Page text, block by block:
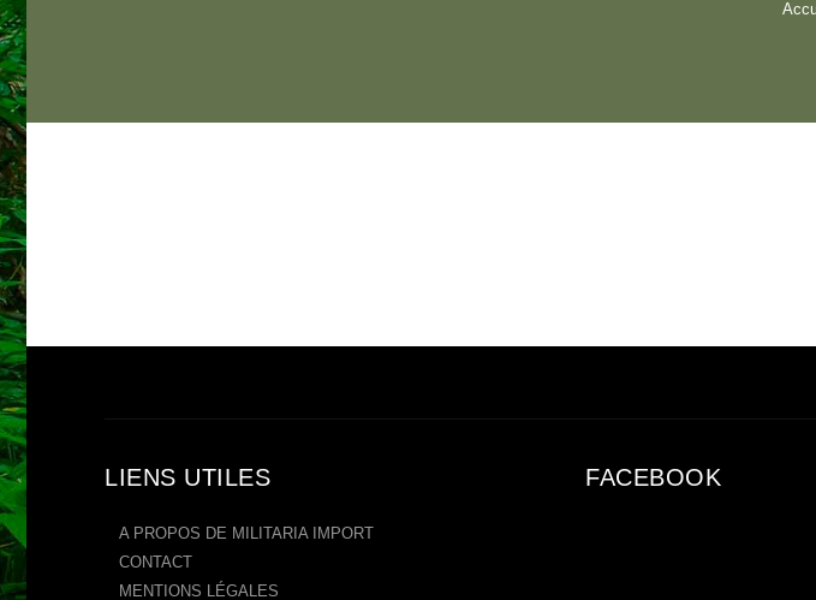
LIENS UTILES
A PROPOS DE MILITARIA IMPORT
CONTACT
MENTIONS LÉGALES
FACEBOOK